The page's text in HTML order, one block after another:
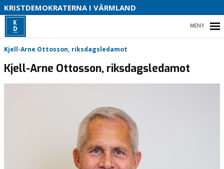
KRISTDEMOKRATERNA I VÄRMLAND
HEM
OM KRISTDEMOKRATERNA
PARTIAVDELNINGAR
Kjell-Arne Ottosson, riksdagsledamot
Kjell-Arne Ottosson, riksdagsledamot